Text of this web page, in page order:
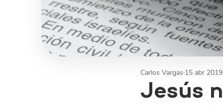
Jesús
Carlos Vargas 15 abr 2019